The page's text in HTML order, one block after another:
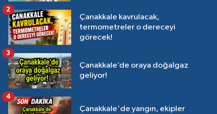
Çanakkale kavrulacak,
termometreler o dereceyi
görecek!
2
Çanakkale’de oraya doğalgaz
geliyor!
3
Çanakkale'de yangın, ekipler
4